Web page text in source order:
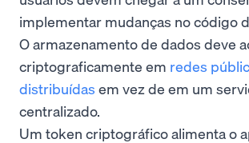
implementar mudanças no código
O armazenamento de dados deve
criptograficamente em redes
distribuídas em vez de em um
centralizado.
Um token criptográfico alimenta o